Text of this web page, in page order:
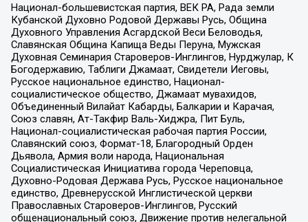
Национал-большевистская партия, ВЕК РА, Рада земли
Кубанской Духовно Родовой Державы Русь, Община
Духовного Управления Асгардской Веси Беловодья,
Славянская Община Капища Веды Перуна, Мужская
Духовная Семинария Староверов-Инглингов, Нурджулар, К
Богодержавию, Таблиги Джамаат, Свидетели Иеговы,
Русское национальное единство, Национал-
социалистическое общество, Джамаат мувахидов,
Объединенный Вилайат Кабарды, Балкарии и Карачая,
Союз славян, Ат-Такфир Валь-Хиджра, Пит Буль,
Национал-социалистическая рабочая партия России,
Славянский союз, Формат-18, Благородный Орден
Дьявола, Армия воли народа, Национальная
Социалистическая Инициатива города Череповца,
Духовно-Родовая Держава Русь, Русское национальное
единство, Древнерусской Инглистической церкви
Православных Староверов-Инглингов, Русский
общенациональный союз, Движение против нелегальной